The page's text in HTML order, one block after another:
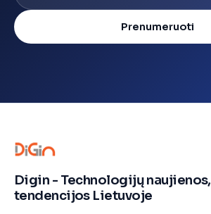
Prenumeruoti
Digin - Technologijų
tendencijos Lietuvoje